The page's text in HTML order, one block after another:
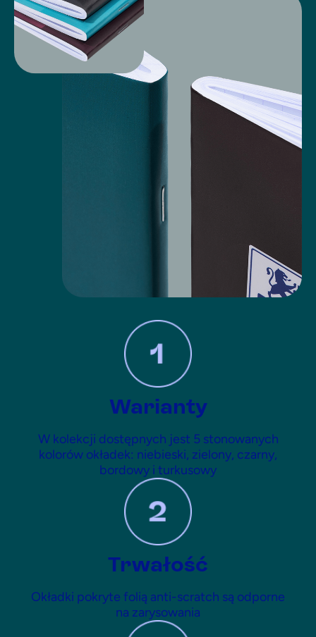
Warianty
W kolekcji dostępnych jest 5 stonowanych
kolorów okładek: niebieski, zielony, czarny,
bordowy i turkusowy
Trwałość
Okładki pokryte folią anti-scratch są odporne
na zarysowania